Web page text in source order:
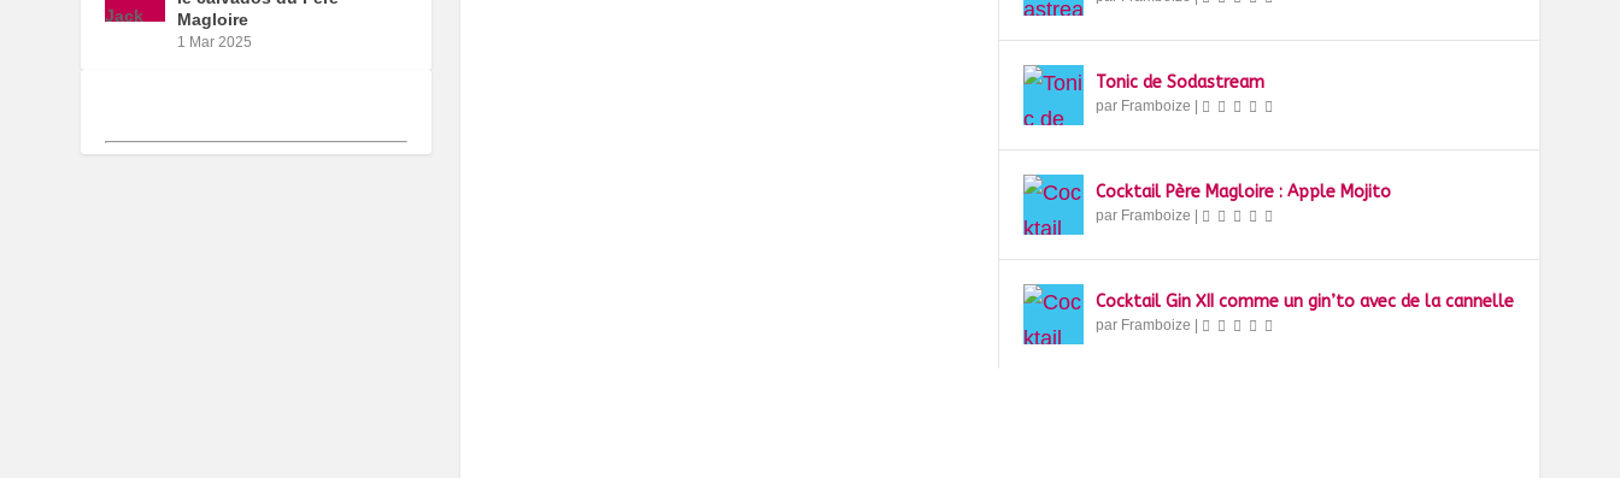
Tonic de Sodastream
par Framboize
Cocktail Père Magloire : Apple Mojito
par Framboize
Cocktail Gin XII comme un gin’to avec de la cannelle
par Framboize
Magloire
1 Mar 2025